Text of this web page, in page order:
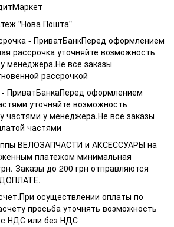
"Нова Пошта"
- ПриватБанкПеред оформлением
рассрочка уточняйте возможность
менеджера.Не все заказы
рассрочкой
ПриватБанкаПеред оформлением
уточняйте возможность
частями у менеджера.Не все заказы
частями
ВЕЛОЗАПЧАСТИ и АКСЕССУАРЫ на
платежом минимальная
Заказы до 200 грн отправляются
осуществлении оплаты по
просьба уточнять возможность
НДС или без НДС